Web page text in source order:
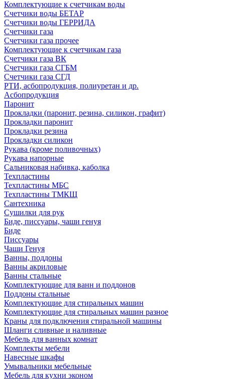
Комплектующие к счетчикам воды
Счетчики воды БЕТАР
Счетчики воды ГЕРРИДА
Счетчики газа
Счетчики газа прочее
Комплектующие к счетчикам газа
Счетчики газа ВК
Счетчики газа СГБМ
Счетчики газа СГД
РТИ, асбопродукция, полиуретан и др.
Асбопродукция
Паронит
Прокладки (паронит, резина, силикон, графит)
Прокладки паронит
Прокладки резина
Прокладки силикон
Рукава (кроме поливочных)
Рукава напорные
Сальниковая набивка, каболка
Техпластины
Техпластины МБС
Техпластины ТМКЩ
Сантехника
Сушилки для рук
Биде, писсуары, чаши генуя
Биде
Писсуары
Чаши Генуя
Ванны, поддоны
Ванны акриловые
Ванны стальные
Комплектующие для ванн и поддонов
Поддоны стальные
Комплектующие для стиральных машин
Комплектующие для стиральных машин разное
Краны для подключения стиральной машины
Шланги сливные и наливные
Мебель для ванных комнат
Комплекты мебели
Навесные шкафы
Умывальники мебельные
Мебель для кухни эконом